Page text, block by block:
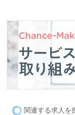
関連する求人を